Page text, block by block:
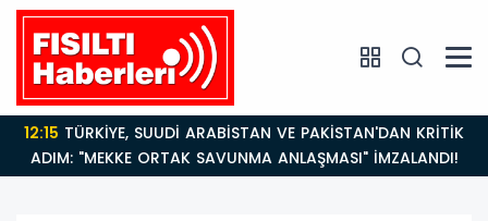
12:15
ADIM: "MEKKE ORTAK SAVUNMA ANLAŞMASI" İMZALANDI!